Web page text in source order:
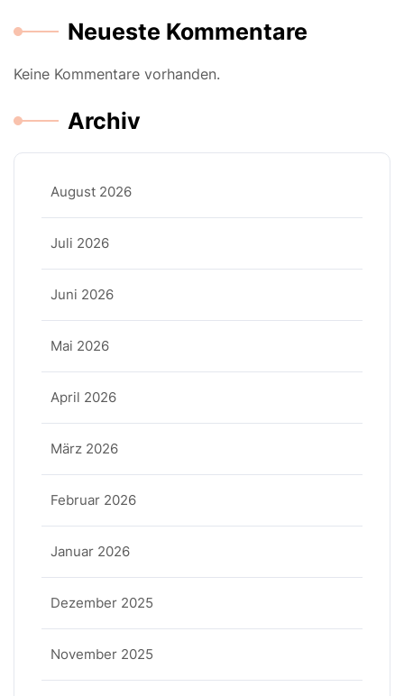
Neueste Kommentare
Keine Kommentare vorhanden.
Archiv
August 2026
Juli 2026
Juni 2026
Mai 2026
April 2026
März 2026
Februar 2026
Januar 2026
Dezember 2025
November 2025